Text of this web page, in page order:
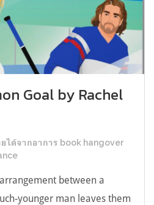
Goal by Rachel
ได้จากอาการ book hangover
between a
younger man leaves them